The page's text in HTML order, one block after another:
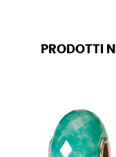
PRODOTTI